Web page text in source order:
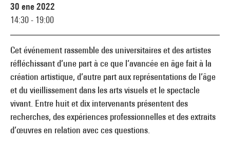
Cet événement rassemble des universitaires et des artistes
réfléchissant d’une part à ce que l’avancée en âge fait à la
création artistique, d’autre part aux représentations de l’âge
et du vieillissement dans les arts visuels et le spectacle
vivant. Entre huit et dix intervenants présentent des
recherches, des expériences professionnelles et des extraits
d’œuvres en relation avec ces questions.
30 ene 2022
14:30 - 19:00